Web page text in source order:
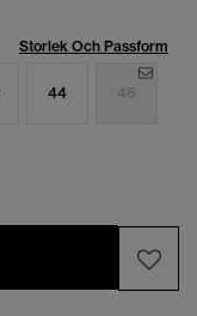
Storlek Och Passform
44 46